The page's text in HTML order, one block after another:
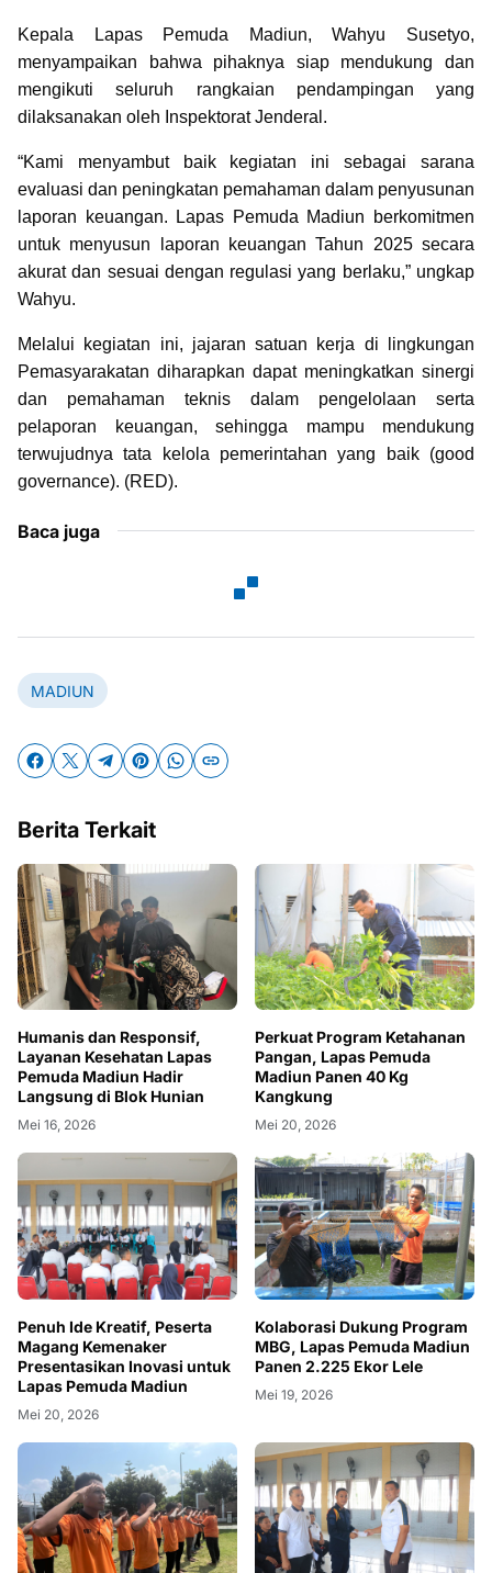
Kepala Lapas Pemuda Madiun, Wahyu Susetyo,
menyampaikan bahwa pihaknya siap mendukung dan
mengikuti seluruh rangkaian pendampingan yang
dilaksanakan oleh Inspektorat Jenderal.
“Kami menyambut baik kegiatan ini sebagai sarana
evaluasi dan peningkatan pemahaman dalam penyusunan
laporan keuangan. Lapas Pemuda Madiun berkomitmen
untuk menyusun laporan keuangan Tahun 2025 secara
akurat dan sesuai dengan regulasi yang berlaku,” ungkap
Wahyu.
Melalui kegiatan ini, jajaran satuan kerja di lingkungan
Pemasyarakatan diharapkan dapat meningkatkan sinergi
dan pemahaman teknis dalam pengelolaan serta
pelaporan keuangan, sehingga mampu mendukung
terwujudnya tata kelola pemerintahan yang baik (good
governance). (RED).
Baca juga
MADIUN
Berita Terkait
Humanis dan Responsif,
Layanan Kesehatan Lapas
Pemuda Madiun Hadir
Langsung di Blok Hunian
Mei 16, 2026
Perkuat Program Ketahanan
Pangan, Lapas Pemuda
Madiun Panen 40 Kg
Kangkung
Mei 20, 2026
Penuh Ide Kreatif, Peserta
Magang Kemenaker
Presentasikan Inovasi untuk
Lapas Pemuda Madiun
Mei 20, 2026
Kolaborasi Dukung Program
MBG, Lapas Pemuda Madiun
Panen 2.225 Ekor Lele
Mei 19, 2026